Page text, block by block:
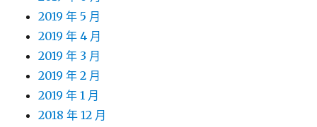
2019 年 5 月
2019 年 4 月
2019 年 3 月
2019 年 2 月
2019 年 1 月
2018 年 12 月